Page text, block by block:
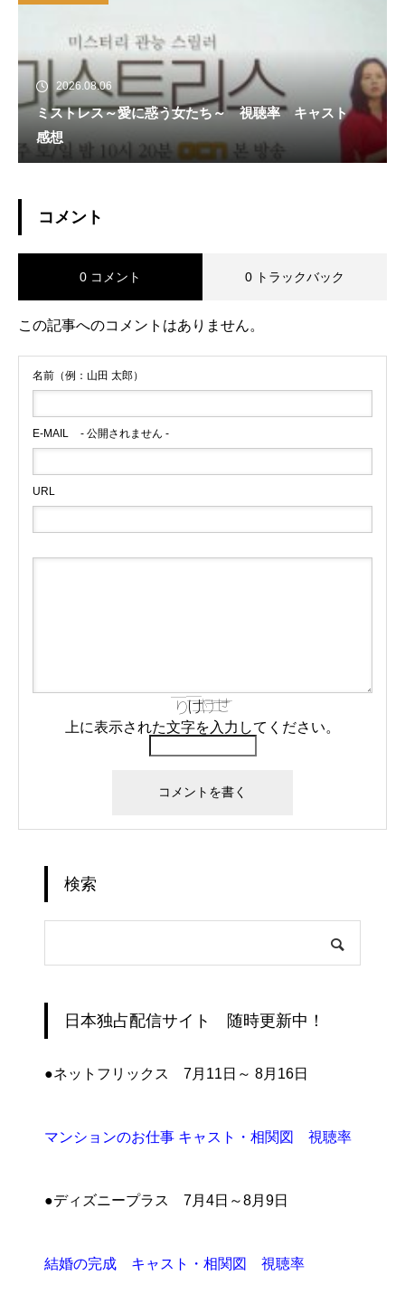
2026.08.06
ミストレス～愛に惑う女たち～ 視聴率 キャスト
感想
コメント
0 コメント 0 トラックバック
この記事へのコメントはありません。
名前（例：山田 太郎）
E-MAIL - 公開されません -
URL
上に表示された文字を入力してください。
検索
日本独占配信サイト 随時更新中！
●ネットフリックス 7月11日～ 8月16日
マンションのお仕事 キャスト・相関図 視聴率
●ディズニープラス 7月4日～8月9日
結婚の完成 キャスト・相関図 視聴率